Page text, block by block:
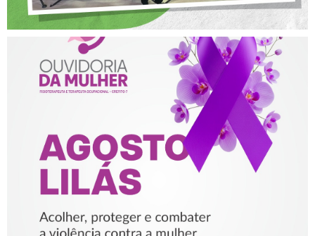
AGOSTO LILÁS – ACOLHER,
PROTEGER E COMBATER A
VIOLÊNCIA CONTRA A
MULHER